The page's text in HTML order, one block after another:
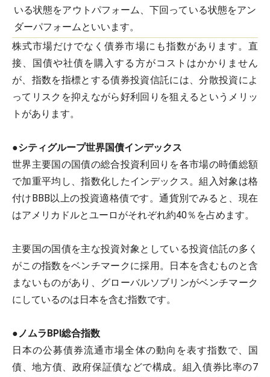
いる状態をアウトパフォーム、下回っている状態をアン
ダーパフォームといいます。
株式市場だけでなく債券市場にも指数があります。直
接、国債や社債を購入する方がコストはかかりません
が、指数を指標とする債券投資信託には、分散投資によ
ってリスクを抑えながら好利回りを狙えるというメリッ
トがあります。
●シティグループ世界国債インデックス
世界主要国の国債の総合投資利回りを各市場の時価総額
で加重平均し、指数化したインデックス。組入対象は格
付けBBB以上の投資適格債です。通貨別でみると、現在
はアメリカドルとユーロがそれぞれ約40％を占めます。
主要国の国債を主な投資対象としている投資信託の多く
がこの指数をベンチマークに採用。日本を含むものと含
まないものがあり、グローバルソブリンがベンチマーク
にしているのは日本を含む指数です。
●ノムラBPI総合指数
日本の公募債券流通市場全体の動向を表す指数で、国
債、地方債、政府保証債などで構成。組入債券比率の7